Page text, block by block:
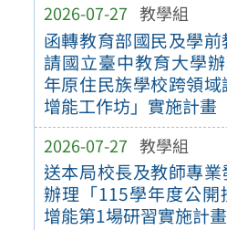
2026-07-27 教學組
函轉教育部國民及學
請國立臺中教育大學
年原住民族學校跨領
增能工作坊」實施計畫
2026-07-27 教學組
送本局校長及教師專
辦理「115學年度公開
增能第1場研習實施計畫